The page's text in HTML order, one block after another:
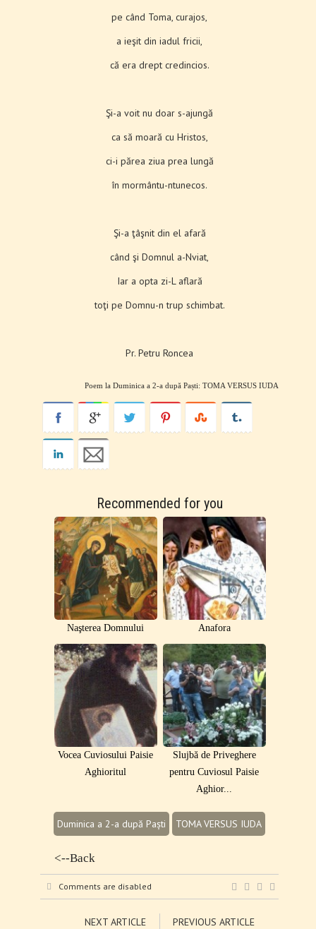
pe când Toma, curajos,
a ieşit din iadul fricii,
că era drept credincios.
Şi-a voit nu doar s-ajungă
ca să moară cu Hristos,
ci-i părea ziua prea lungă
în mormântu-ntunecos.
Şi-a ţâşnit din el afară
când şi Domnul a-Nviat,
Iar a opta zi-L aflară
toţi pe Domnu-n trup schimbat.
Pr. Petru Roncea
Poem la Duminica a 2-a după Paști: TOMA VERSUS IUDA
Recommended for you
Naşterea Domnului Anafora
Vocea Cuviosului Paisie
Aghioritul
Slujbă de Priveghere
pentru Cuviosul Paisie
Aghior...
Duminica a 2-a după Paști TOMA VERSUS IUDA
<--Back
Comments are disabled
NEXT ARTICLE PREVIOUS ARTICLE